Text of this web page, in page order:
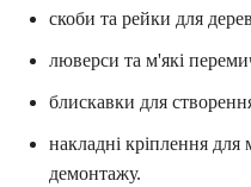
скоби та рейки для
люверси та м'які
блискавки для
накладні кріплення
демонтажу.